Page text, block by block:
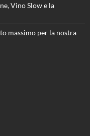
Vino Slow e la
massimo per la nostra